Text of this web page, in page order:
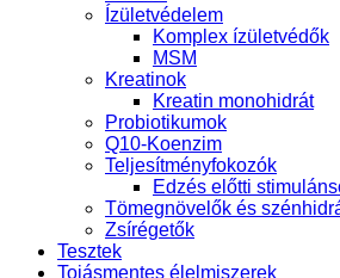
Ízületvédelem
Komplex ízületvédők
MSM
Kreatinok
Kreatin monohidrát
Probiotikumok
Q10-Koenzim
Teljesítményfokozók
Edzés előtti
Tömegnövelők és
Zsírégetők
Tesztek
Tojásmentes élelmiszerek